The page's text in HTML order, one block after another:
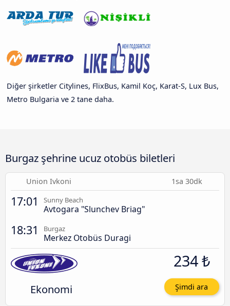
Diğer şirketler Citylines, FlixBus, Kamil Koç, Karat-S, Lux Bus,
Metro Bulgaria ve 2 tane daha.
Burgaz şehrine ucuz otobüs biletleri
Union Ivkoni 1sa 30dk
17:01 Sunny Beach
Avtogara "Slunchev Briag"
18:31 Burgaz
Merkez Otobüs Duragi
Ekonomi
234 ₺
Şimdi ara